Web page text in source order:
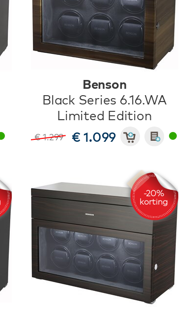
Benson
Black Series 6.16.WA
Limited Edition
€ 1.299 € 1.099